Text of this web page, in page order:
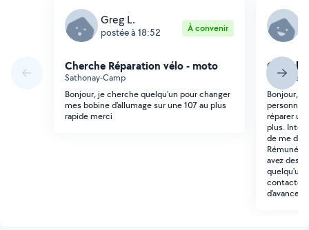
Greg L.
postée à 18:52 À convenir
Cherche Réparation vélo - moto
Sathonay-Camp
Bonjour, je cherche quelqu'un pour changer
mes bobine d'allumage sur une 107 au plus
rapide merci
Bonjour,
personne
réparer
plus.
de me
avez des
quelqu'un
contacter
d'avance